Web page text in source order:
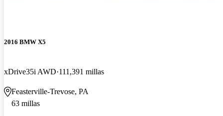
2016 BMW X5
xDrive35i AWD 111,391 millas
Feasterville-Trevose, PA
63 millas